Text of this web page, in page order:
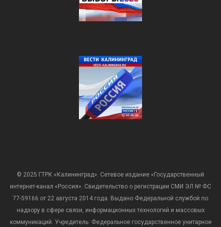
© 2025 ГТРК «Калининград». Сетевое издание «Государственный
интернет-канал «Россия». Свидетельство о регистрации СМИ ЭЛ № ФС
77-59166 от 22 августа 2014 года. Выдано Федеральной службой по
надзору в сфере связи, информационных технологий и массовых
коммуникаций. Учредитель: Федеральное государственное унитарное